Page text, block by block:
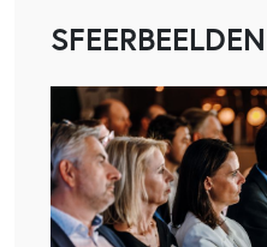
SFEERBEELDEN